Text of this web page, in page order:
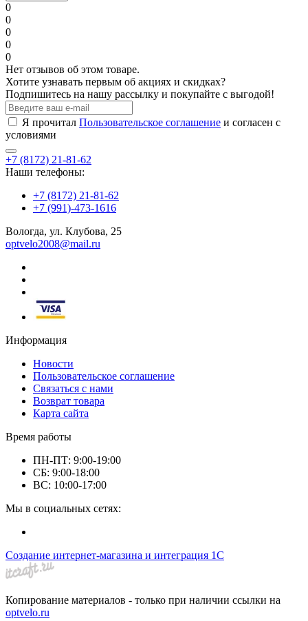
0
0
0
0
0
Нет отзывов об этом товаре.
Хотите узнавать первым об акциях и скидках?
Подпишитесь на нашу рассылку и покупайте с выгодой!
Я прочитал Пользовательское соглашение и согласен с
условиями
+7 (8172) 21-81-62
Наши телефоны:
+7 (8172) 21-81-62
+7 (991)-473-1616
Вологда, ул. Клубова, 25
optvelo2008@mail.ru
Информация
Новости
Пользовательское соглашение
Связаться с нами
Возврат товара
Карта сайта
Время работы
ПН-ПТ: 9:00-19:00
СБ: 9:00-18:00
ВС: 10:00-17:00
Мы в социальных сетях:
Создание интернет-магазина и интеграция 1С
Копирование материалов - только при наличии ссылки на
optvelo.ru